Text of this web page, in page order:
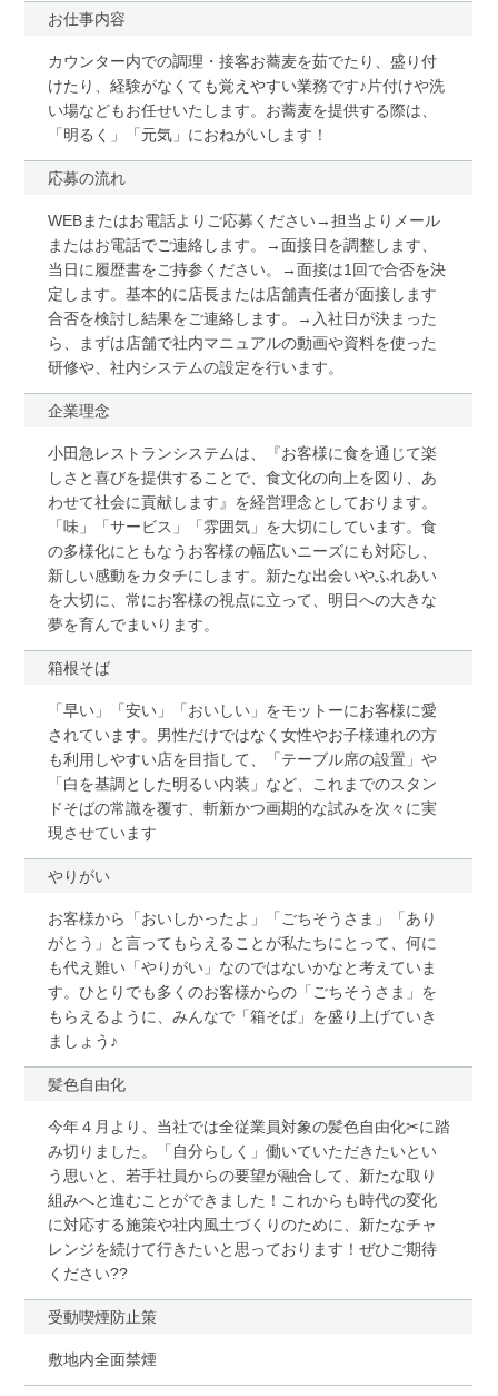
お仕事内容
カウンター内での調理・接客お蕎麦を茹でたり、盛り付
けたり、経験がなくても覚えやすい業務です♪片付けや洗
い場などもお任せいたします。お蕎麦を提供する際は、
「明るく」「元気」におねがいします！
応募の流れ
WEBまたはお電話よりご応募ください→担当よりメール
またはお電話でご連絡します。→面接日を調整します、
当日に履歴書をご持参ください。→面接は1回で合否を決
定します。基本的に店長または店舗責任者が面接します
合否を検討し結果をご連絡します。→入社日が決まった
ら、まずは店舗で社内マニュアルの動画や資料を使った
研修や、社内システムの設定を行います。
企業理念
小田急レストランシステムは、『お客様に食を通じて楽
しさと喜びを提供することで、食文化の向上を図り、あ
わせて社会に貢献します』を経営理念としております。
「味」「サービス」「雰囲気」を大切にしています。食
の多様化にともなうお客様の幅広いニーズにも対応し、
新しい感動をカタチにします。新たな出会いやふれあい
を大切に、常にお客様の視点に立って、明日への大きな
夢を育んでまいります。
箱根そば
「早い」「安い」「おいしい」をモットーにお客様に愛
されています。男性だけではなく女性やお子様連れの方
も利用しやすい店を目指して、「テーブル席の設置」や
「白を基調とした明るい内装」など、これまでのスタン
ドそばの常識を覆す、斬新かつ画期的な試みを次々に実
現させています
やりがい
お客様から「おいしかったよ」「ごちそうさま」「あり
がとう」と言ってもらえることが私たちにとって、何に
も代え難い「やりがい」なのではないかなと考えていま
す。ひとりでも多くのお客様からの「ごちそうさま」を
もらえるように、みんなで「箱そば」を盛り上げていき
ましょう♪
髪色自由化
今年４月より、当社では全従業員対象の髪色自由化✂に踏
み切りました。「自分らしく」働いていただきたいとい
う思いと、若手社員からの要望が融合して、新たな取り
組みへと進むことができました！これからも時代の変化
に対応する施策や社内風土づくりのために、新たなチャ
レンジを続けて行きたいと思っております！ぜひご期待
ください??
受動喫煙防止策
敷地内全面禁煙